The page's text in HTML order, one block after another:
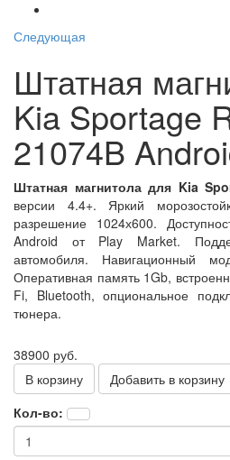
Следующая
Штатная
Kia Sportage
21074B
Штатная магнитола для Kia
версии 4.4+. Яркий
разрешение 1024х600.
Android от Play Market.
автомобиля. Навигационный
Оперативная память 1Gb,
Fi, Bluetooth, опциональное
тюнера.
38900 руб.
В корзину
Кол-во: